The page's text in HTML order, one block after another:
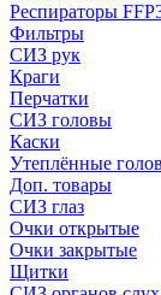
Респираторы
Фильтры
СИЗ рук
Краги
Перчатки
СИЗ головы
Каски
Утеплённые
Доп. товары
СИЗ глаз
Очки открытые
Очки закрытые
Щитки